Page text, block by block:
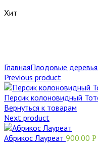
Хит
ГлавнаяПлодовые деревья
Previous product
Персик колоновидный
Вернуться к товарам
Next product
Абрикос Лауреат 900.00 Р